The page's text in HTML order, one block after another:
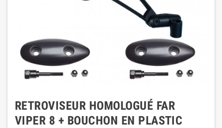
RETROVISEUR HOMOLOGUÉ FAR
VIPER 8 + BOUCHON EN PLASTIC